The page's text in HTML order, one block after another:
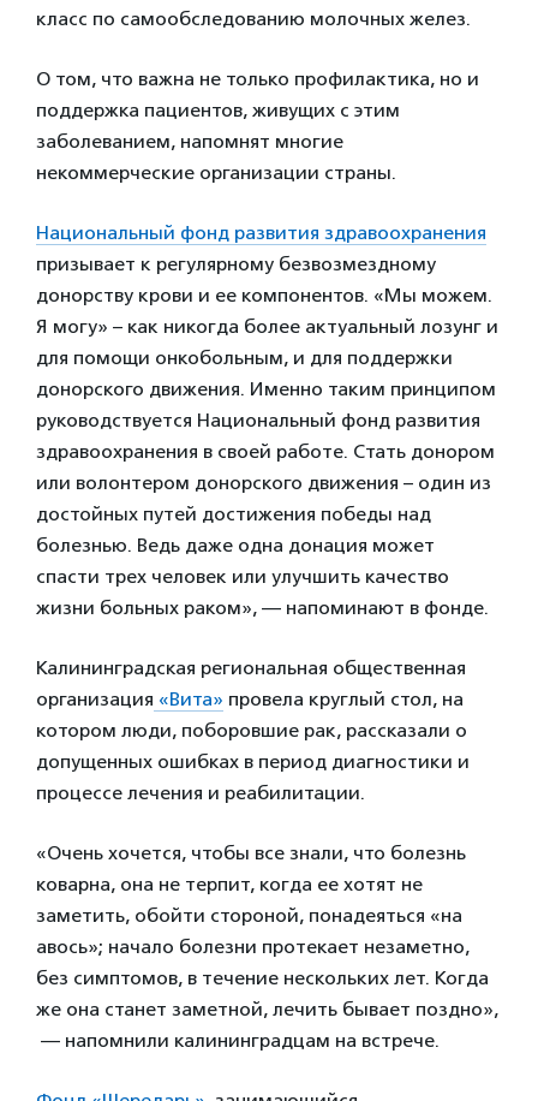
класс по самообследованию молочных желез.
О том, что важна не только профилактика, но и
поддержка пациентов, живущих с этим
заболеванием, напомнят многие
некоммерческие организации страны.
Национальный фонд развития здравоохранения
призывает к регулярному безвозмездному
донорству крови и ее компонентов. «Мы можем.
Я могу» – как никогда более актуальный лозунг и
для помощи онкобольным, и для поддержки
донорского движения. Именно таким принципом
руководствуется Национальный фонд развития
здравоохранения в своей работе. Стать донором
или волонтером донорского движения – один из
достойных путей достижения победы над
болезнью. Ведь даже одна донация может
спасти трех человек или улучшить качество
жизни больных раком», — напоминают в фонде.
Калининградская региональная общественная
организация «Вита» провела круглый стол, на
котором люди, поборовшие рак, рассказали о
допущенных ошибках в период диагностики и
процессе лечения и реабилитации.
«Очень хочется, чтобы все знали, что болезнь
коварна, она не терпит, когда ее хотят не
заметить, обойти стороной, понадеяться «на
авось»; начало болезни протекает незаметно,
без симптомов, в течение нескольких лет. Когда
же она станет заметной, лечить бывает поздно»,
— напомнили калининградцам на встрече.